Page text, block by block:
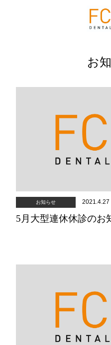
お
お知らせ 2021.4.27
5月大型連休休診のお